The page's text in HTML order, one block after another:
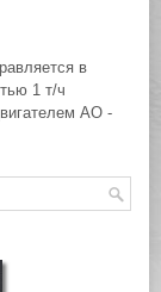
в
1 т/ч
АО -